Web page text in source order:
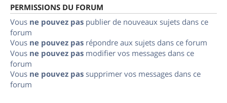
PERMISSIONS DU FORUM
Vous ne pouvez pas publier de nouveaux sujets dans ce
forum
Vous ne pouvez pas répondre aux sujets dans ce forum
Vous ne pouvez pas modifier vos messages dans ce
forum
Vous ne pouvez pas supprimer vos messages dans ce
forum